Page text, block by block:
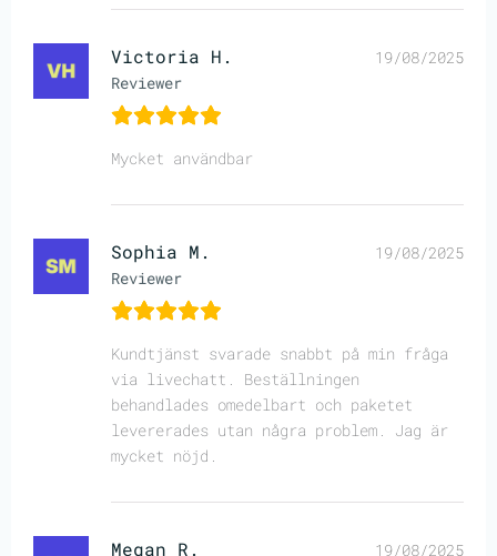
Victoria H.
Reviewer
19/08/2025
Mycket användbar
Sophia M.
Reviewer
19/08/2025
Kundtjänst svarade snabbt på min fråga
via livechatt. Beställningen
behandlades omedelbart och paketet
levererades utan några problem. Jag är
mycket nöjd.
Megan R. 19/08/2025